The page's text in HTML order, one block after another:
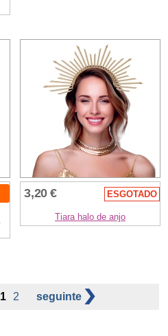
3,20 € ESGOTADO
Tiara halo de anjo
1 2 seguinte